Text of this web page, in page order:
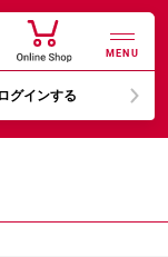
MENU
ログインする